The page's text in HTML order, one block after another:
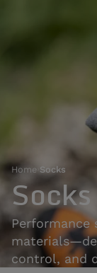
Home Socks
Socks
Performance
control, and